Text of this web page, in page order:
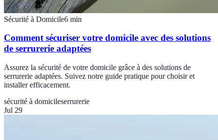
Sécurité à Domicile6 min
Comment sécuriser votre domicile avec des solutions
de serrurerie adaptées
Assurez la sécurité de votre domicile grâce à des solutions de
serrurerie adaptées. Suivez notre guide pratique pour choisir et
installer efficacement.
sécurité à domicileserrurerie
Jul 29